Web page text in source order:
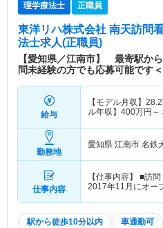
理学療法士 正職員
東洋リハ株式会社 南天訪問
法士求人(正職員)
【愛知県／江南市】 最寄駅か
問未経験の方でも応募可能です
給与
【モデル月収】 28.2
ル年収】 400万円～
勤務地
愛知県 江南市 名鉄
仕事内容
【仕事内容】 ■訪
2017年11月にオー
駅から徒歩10分以内 車通勤可